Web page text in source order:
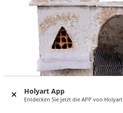
Holyart App
Entdecken Sie jetzt die APP von Holyart